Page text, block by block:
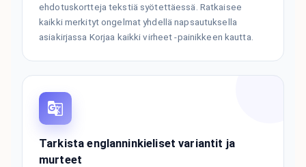
ehdotuskortteja tekstiä syötettäessä. Ratkaisee
kaikki merkityt ongelmat yhdellä napsautuksella
asiakirjassa Korjaa kaikki virheet -painikkeen kautta.
Tarkista englanninkieliset variantit ja
murteet